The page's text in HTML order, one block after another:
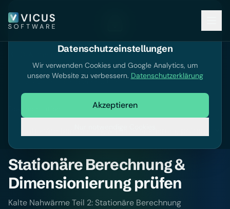
Dokumentation
Dokumentation durchsuchen
Stationäre Berechnung &
Dimensionierung prüfen
Kalte Nahwärme Teil 2: Stationäre Berechnung
Datenschutzeinstellungen
Wir verwenden Cookies und Google Analytics, um
unsere Website zu verbessern. Datenschutzerklärung
Akzeptieren